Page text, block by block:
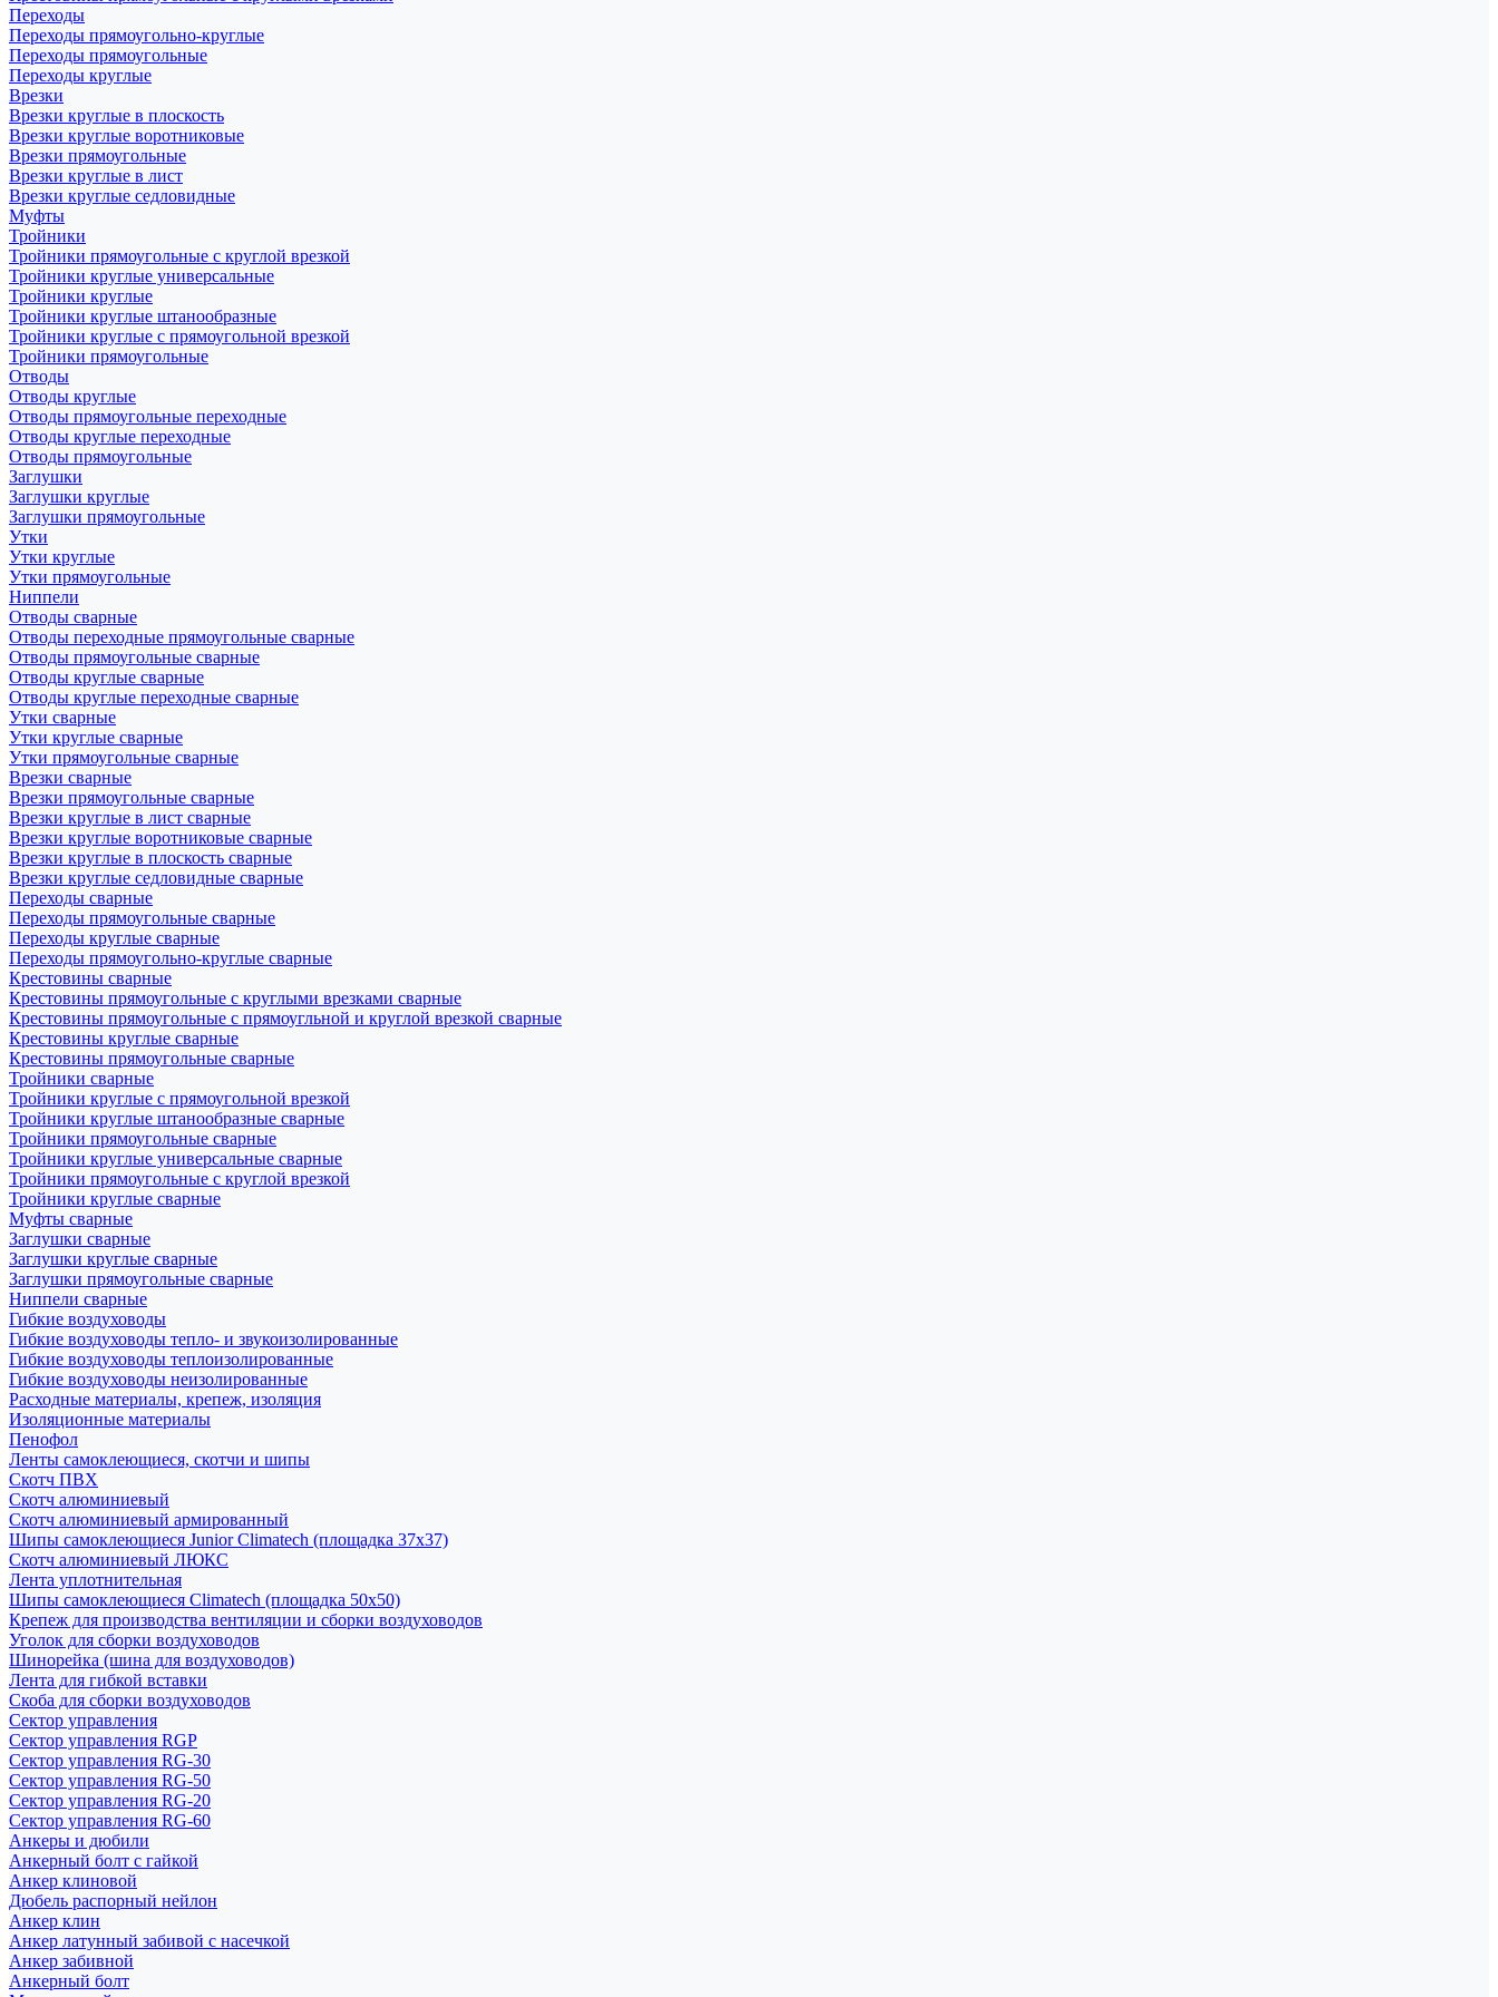
Переходы
Переходы прямоугольно-круглые
Переходы прямоугольные
Переходы круглые
Врезки
Врезки круглые в плоскость
Врезки круглые воротниковые
Врезки прямоугольные
Врезки круглые в лист
Врезки круглые седловидные
Муфты
Тройники
Тройники прямоугольные с круглой врезкой
Тройники круглые универсальные
Тройники круглые
Тройники круглые штанообразные
Тройники круглые с прямоугольной врезкой
Тройники прямоугольные
Отводы
Отводы круглые
Отводы прямоугольные переходные
Отводы круглые переходные
Отводы прямоугольные
Заглушки
Заглушки круглые
Заглушки прямоугольные
Утки
Утки круглые
Утки прямоугольные
Ниппели
Отводы сварные
Отводы переходные прямоугольные сварные
Отводы прямоугольные сварные
Отводы круглые сварные
Отводы круглые переходные сварные
Утки сварные
Утки круглые сварные
Утки прямоугольные сварные
Врезки сварные
Врезки прямоугольные сварные
Врезки круглые в лист сварные
Врезки круглые воротниковые сварные
Врезки круглые в плоскость сварные
Врезки круглые седловидные сварные
Переходы сварные
Переходы прямоугольные сварные
Переходы круглые сварные
Переходы прямоугольно-круглые сварные
Крестовины сварные
Крестовины прямоугольные с круглыми врезками сварные
Крестовины прямоугольные с прямоугльной и круглой врезкой сварные
Крестовины круглые сварные
Крестовины прямоугольные сварные
Тройники сварные
Тройники круглые с прямоугольной врезкой
Тройники круглые штанообразные сварные
Тройники прямоугольные сварные
Тройники круглые универсальные сварные
Тройники прямоугольные с круглой врезкой
Тройники круглые сварные
Муфты сварные
Заглушки сварные
Заглушки круглые сварные
Заглушки прямоугольные сварные
Ниппели сварные
Гибкие воздуховоды
Гибкие воздуховоды тепло- и звукоизолированные
Гибкие воздуховоды теплоизолированные
Гибкие воздуховоды неизолированные
Расходные материалы, крепеж, изоляция
Изоляционные материалы
Пенофол
Ленты самоклеющиеся, скотчи и шипы
Скотч ПВХ
Скотч алюминиевый
Скотч алюминиевый армированный
Шипы самоклеющиеся Junior Climatech (площадка 37х37)
Скотч алюминиевый ЛЮКС
Лента уплотнительная
Шипы самоклеющиеся Climatech (площадка 50х50)
Крепеж для производства вентиляции и сборки воздуховодов
Уголок для сборки воздуховодов
Шинорейка (шина для воздуховодов)
Лента для гибкой вставки
Скоба для сборки воздуховодов
Сектор управления
Сектор управления RGP
Сектор управления RG-30
Сектор управления RG-50
Сектор управления RG-20
Сектор управления RG-60
Анкеры и дюбили
Анкерный болт с гайкой
Анкер клиновой
Дюбель распорный нейлон
Анкер клин
Анкер латунный забивой с насечкой
Анкер забивной
Анкерный болт